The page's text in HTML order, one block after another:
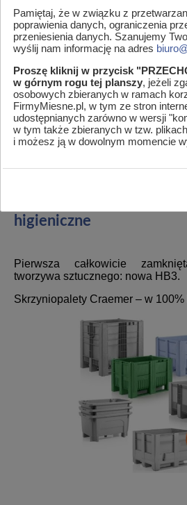
MENU
higieniczne
Pierwsza całkowicie
tworzywa sztucznego: nowa HB3.
Skrzyniopalety Craemer – w
Pamiętaj, że w związku z
poprawienia danych, ograniczenia
przeniesienia danych. Szanujemy
wyślij nam informację na adres
Proszę kliknij w przycisk
w górnym rogu tej planszy, jeżeli
osobowych zbieranych w ramach
FirmyMiesne.pl, w tym ze stron
udostępnianych zarówno w wersji
w tym także zbieranych w tzw.
i możesz ją w dowolnym momencie